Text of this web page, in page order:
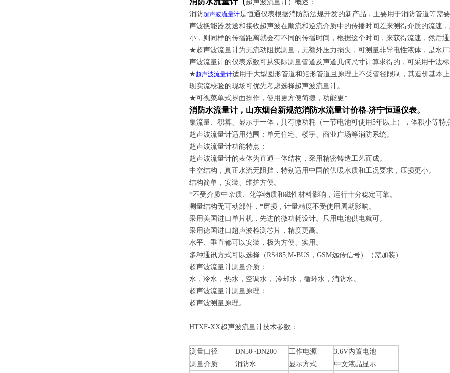
超声波流量计）概述：
消防超声波流量计是恒通仪表根据消防新法规开发的新产品，主要用于消防管道等需
声波换能器发送和接收超声波在顺流和逆流介质中的传播时间差来测得介质的流速
小，则同样的传播距离就会有不同的传播时间，根据这个时间，来获得流速，然后
★超声波流量计为无流动阻扰测量，无额外压力损失，可测量非导电性液体，是水
声波流量计的仪表系数可从实际测量管道及声道几何尺寸计算求得的，可采用干法
★ 超声波流量计适用于大型圆形管道和矩形管道且原理上不受管径限制，其造价基本
现实流校验的现场可优先考虑选择超声波流量计。
★可视菜单式界面操作，使用更方便简捷，功能更*
消防水流量计，山东烟台新规范消防水流量计价格-济宁恒通仪表。
集流量、积算、显示于一体，具有微功耗（一节电池可使用5年以上），体积小等特
超声波流量计适用范围：单元住宅、楼宇、商业广场等消防系统。
超声波流量计功能特点：
超声波流量计的表体为直通一体结构，采用精密铸造工艺而成。
中空结构，真正水流无阻挡，特别适用中国的供暖水质和工况要求，压损更小。
结构简单，安装、维护方便。
*不受介质中杂质、化学物质和磁性材料影响，运行十分稳定可靠。
测量结构无可动部件，*磨损，计量精度不受使用周期影响。
采用美国进口单片机，先进的微功耗设计。只用电池供电就可。
采用德国进口超声波检测芯片，精度更高。
水平、垂直都可以安装，极为方便、实用。
多种通讯方式可以选择（RS485,M-BUS，GSM远传信号）（需加装）
超声波流量计测量介质：
水，冷水，热水，空调水， 冷却水，循环水，消防水。
超声波流量计测量原理：
超声波测量原理。
HTXF-XX超声波流量计技术参数：
测量口径 DN50~DN200 工作电源
3.6V内置电池
测量介质
消防水 显示方式
中文液晶显示